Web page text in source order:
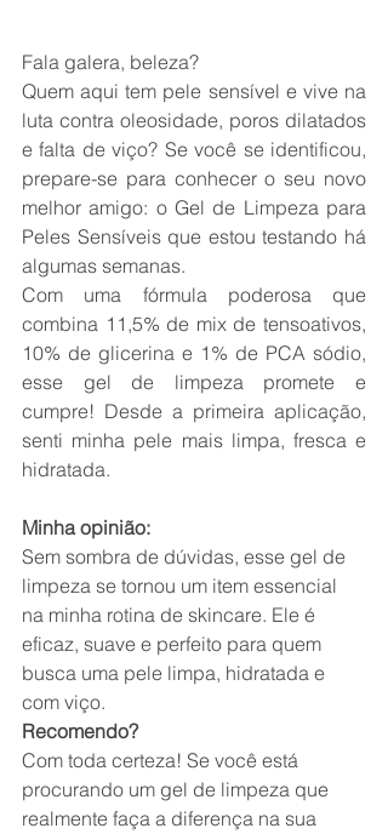
Fala galera, beleza?
Quem aqui tem pele sensível e vive na
luta contra oleosidade, poros dilatados
e falta de viço? Se você se identificou,
prepare-se para conhecer o seu novo
melhor amigo: o Gel de Limpeza para
Peles Sensíveis que estou testando há
algumas semanas.
Com uma fórmula poderosa que
combina 11,5% de mix de tensoativos,
10% de glicerina e 1% de PCA sódio,
esse gel de limpeza promete e
cumpre! Desde a primeira aplicação,
senti minha pele mais limpa, fresca e
hidratada.
Minha opinião:
Sem sombra de dúvidas, esse gel de
limpeza se tornou um item essencial
na minha rotina de skincare. Ele é
eficaz, suave e perfeito para quem
busca uma pele limpa, hidratada e
com viço.
Recomendo?
Com toda certeza! Se você está
procurando um gel de limpeza que
realmente faça a diferença na sua